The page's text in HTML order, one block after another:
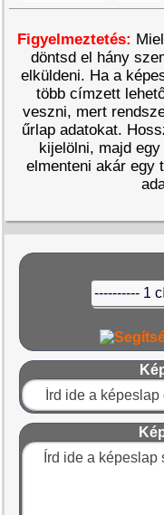
Figyelmeztetés:
döntsd el hány
elküldeni. Ha a
több címzett
veszni, mert
űrlap adatokat.
kijelölni, majd
elmenteni akár egy